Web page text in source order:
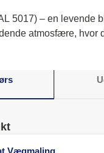
5017) – en levende
atmosfære, hvor
om farvens
Vægmaling